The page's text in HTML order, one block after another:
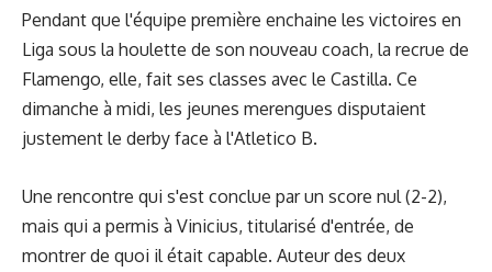
Pendant que l'équipe première enchaine les victoires en
Liga sous la houlette de son nouveau coach, la recrue de
Flamengo, elle, fait ses classes avec le Castilla. Ce
dimanche à midi, les jeunes merengues disputaient
justement le derby face à l'Atletico B.
Une rencontre qui s'est conclue par un score nul (2-2),
mais qui a permis à Vinicius, titularisé d'entrée, de
montrer de quoi il était capable. Auteur des deux